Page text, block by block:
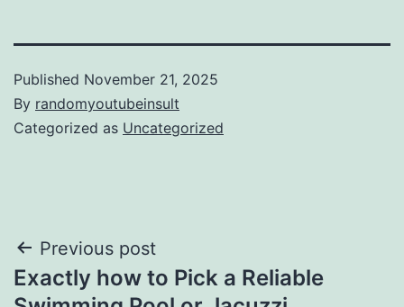
Published November 21, 2025
By randomyoutubeinsult
Categorized as Uncategorized
Post
navigation
Previous post
Exactly how to Pick a Reliable